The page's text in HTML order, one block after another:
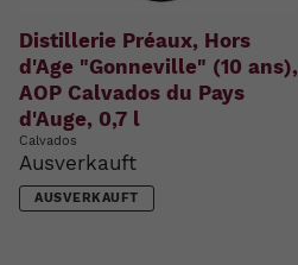
Distillerie Préaux, Hors
d'Age "Gonneville" (10 ans),
AOP Calvados du Pays
d'Auge, 0,7 l
Calvados
Ausverkauft
AUSVERKAUFT